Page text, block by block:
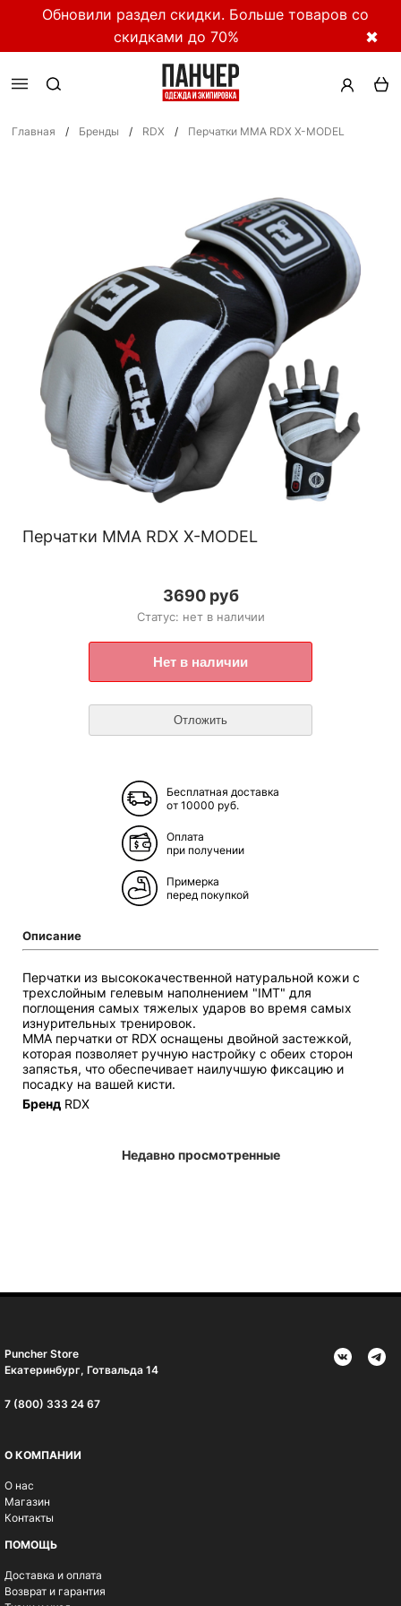
Обновили раздел скидки. Больше товаров со
скидками до 70%
✖
Главная / Бренды / RDX / Перчатки ММА RDX X-MODEL
Перчатки ММА RDX X-MODEL
3690 руб
Статус: нет в наличии
Бесплатная доставка
от 10000 руб.
Оплата
при получении
Примерка
перед покупкой
Описание
Перчатки из высококачественной натуральной кожи с
трехслойным гелевым наполнением "IMT" для
поглощения самых тяжелых ударов во время самых
изнурительных тренировок.
MMA перчатки от RDX оснащены двойной застежкой,
которая позволяет ручную настройку с обеих сторон
запястья, что обеспечивает наилучшую фиксацию и
посадку на вашей кисти.
Бренд RDX
Недавно просмотренные
Puncher Store
Екатеринбург, Готвальда 14
7 (800) 333 24 67
О КОМПАНИИ
О нас
Магазин
Контакты
ПОМОЩЬ
Доставка и оплата
Возврат и гарантия